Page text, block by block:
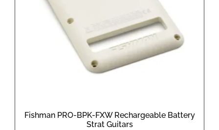
Fishman PRO-BPK-FXW Rechargeable Battery
Strat Guitars